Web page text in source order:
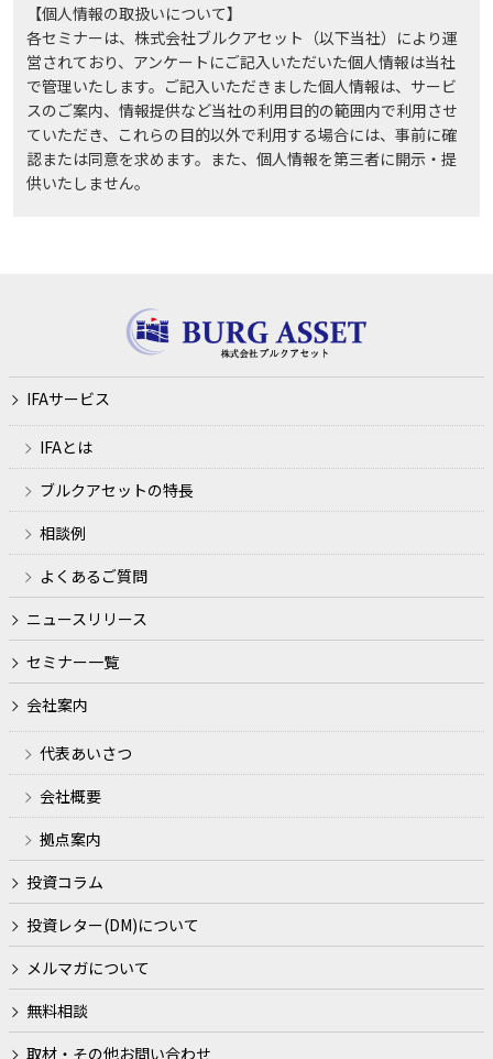
【個人情報の取扱いについて】
各セミナーは、株式会社ブルクアセット（以下当社）により運
営されており、アンケートにご記入いただいた個人情報は当社
で管理いたします。ご記入いただきました個人情報は、サービ
スのご案内、情報提供など当社の利用目的の範囲内で利用させ
ていただき、これらの目的以外で利用する場合には、事前に確
認または同意を求めます。また、個人情報を第三者に開示・提
供いたしません。
IFAサービス
IFAとは
ブルクアセットの特長
相談例
よくあるご質問
ニュースリリース
セミナー一覧
会社案内
代表あいさつ
会社概要
拠点案内
投資コラム
投資レター(DM)について
メルマガについて
無料相談
取材・その他お問い合わせ